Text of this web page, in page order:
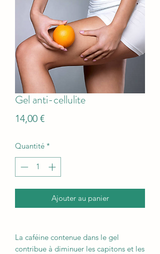
Gel anti-cellulite
14,00 €Prix
Quantité *
Ajouter au panier
La caféine contenue dans le gel
contribue à diminuer les capitons et les